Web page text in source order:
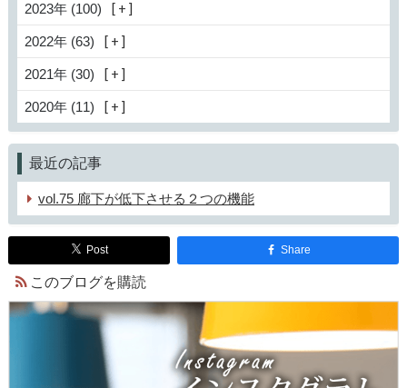
2023年 (100)
2022年 (63)
2021年 (30)
2020年 (11)
最近の記事
vol.75 廊下が低下させる２つの機能
Post Share
このブログを購読